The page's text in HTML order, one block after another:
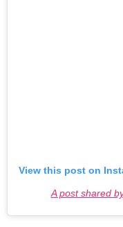
View this post on
A post shared